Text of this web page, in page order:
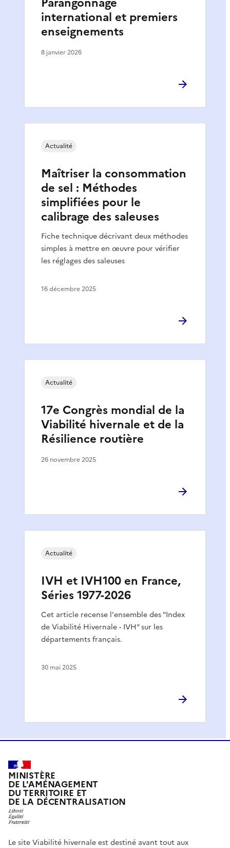
international et premiers
enseignements
8 janvier 2026
Maîtriser la consommation
de sel : Méthodes
simplifiées pour le
calibrage des saleuses
Fiche technique décrivant deux méthodes
simples à mettre en œuvre pour vérifier
les réglages des saleuses
Actualité
16 décembre 2025
17e Congrès mondial de la
Viabilité hivernale et de la
Résilience routière
Actualité
26 novembre 2025
IVH et IVH100 en France,
Séries 1977-2026
Cet article recense l'ensemble des "Index
de Viabilité Hivernale - IVH" sur les
départements français.
Actualité
30 mai 2025
MINISTÈRE
DE L'AMÉNAGEMENT
DU TERRITOIRE ET
DE LA DÉCENTRALISATION
Le site Viabilité hivernale est destiné avant tout aux